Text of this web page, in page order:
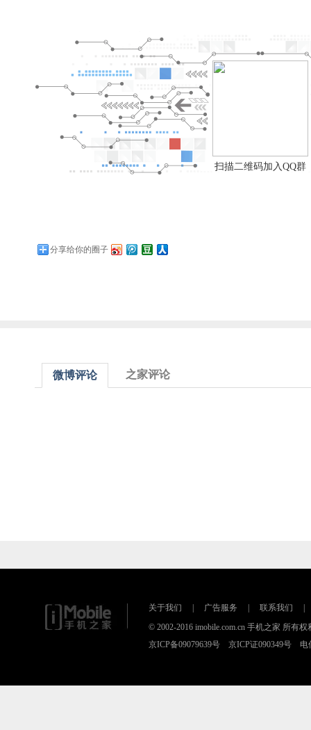
扫描二维码加入QQ群
分享给你的圈子
微博评论 之家评论
关于我们 广告服务 联系我们
© 2002-2016 imobile.com.cn 手机之家 所有
京ICP备09079639号 京ICP证090349号 电